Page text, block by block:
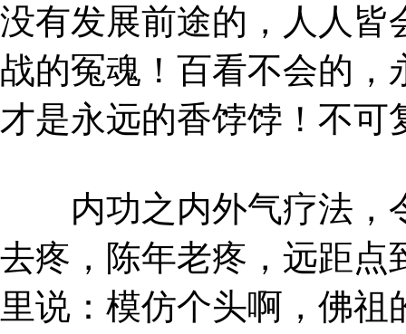
没有发展前途的，人人皆
战的冤魂！百看不会的，
才是永远的香饽饽！不
内功之内外气疗法，
去疼，陈年老疼，远距点
里说：模仿个头啊，佛